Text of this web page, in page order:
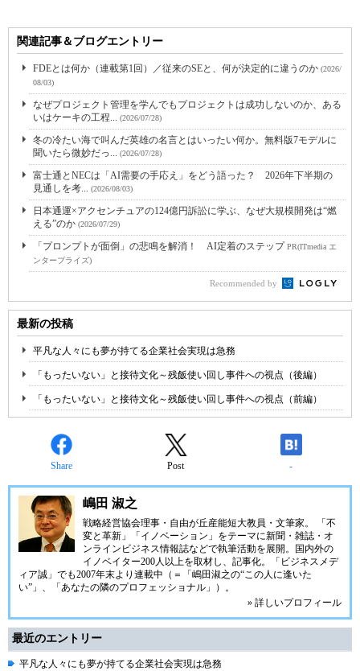
関連記事＆ブログエントリー
FDEとは何か（連載第1回）／従来のSEと、何が決定的に違うのか (2026/
08/03)
なぜプロジェクト管理を学んでもプロジェクトは成功しないのか、ある
いはケーキの工程... (2026/07/28)
冬の冷たい海で叫んだ英雄の名言とはいったい何か。無料版7モデルに
聞いたら微妙だっ... (2026/07/28)
富士通とNECは「AI需要の手応え」をどう語った？ 2026年下半期の
見通しを考... (2026/08/03)
日本通運×アクセンチュアの124億円訴訟に学ぶ、なぜ大規模開発は“燃
える”のか (2026/07/29)
「プロンプトが面倒」の悲鳴を解消！ AI定着のステップPR(ITmedia エ
ンタープライズ)
Recommended by
最新の投稿
平凡な人々にも夢が持てる企業社会実現は急務
「もったいない」と接待文化～残飯使い回し事件への視点（後編）
「もったいない」と接待文化～残飯使い回し事件への視点（前編）
Share Post -
嶋田 淑之
戦略経営協会理事・自由が丘産能短大教員・文筆家。 「不
変と革新」「イノベーション」をテーマに新聞・雑誌・オ
ンラインビジネス情報誌などで執筆活動を展開。国内外の
イノベイター200人以上を取材し、記事化。「ビジネスメデ
ィア誠」でも2007年末より連載中（＝「嶋田淑之の“この人に逢いた
い”」、「あなたの隣のプロフェッショナル」）。
» 詳しいプロフィール
最近のエントリー
平凡な人々にも夢が持てる企業社会実現は急務